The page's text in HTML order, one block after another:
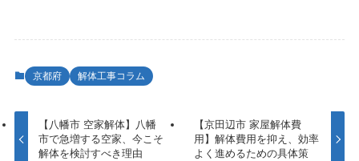
京都府 解体工事コラム
【八幡市 空家解体】八幡
市で急増する空家、今こそ
解体を検討すべき理由
【京田辺市 家屋解体費
用】解体費用を抑え、効率
よく進めるための具体策